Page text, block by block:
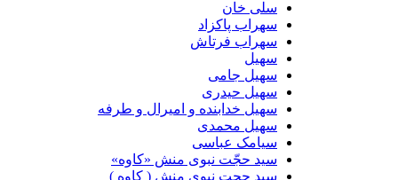
سلی خان
سهراب پاکزاد
سهراب فرتاش
سهیل
سهیل جامی
سهیل حیدری
سهیل خدابنده و امیرال و طرفه
سهیل محمدی
سیامک عباسی
سید حجّت نبوی منش «کاوه»
سید حجت نبوی منش ( کاوه )